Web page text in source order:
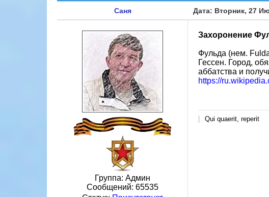
Саня Дата: Вторник, 27
Группа: Админ
Сообщений: 65535
Захоронение
Фульда (нем.
Гессен. Город,
аббатства и
https://
Qui quaerit, reperit